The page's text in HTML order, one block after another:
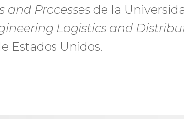
and Processes de la
Logistics and
Estados Unidos.